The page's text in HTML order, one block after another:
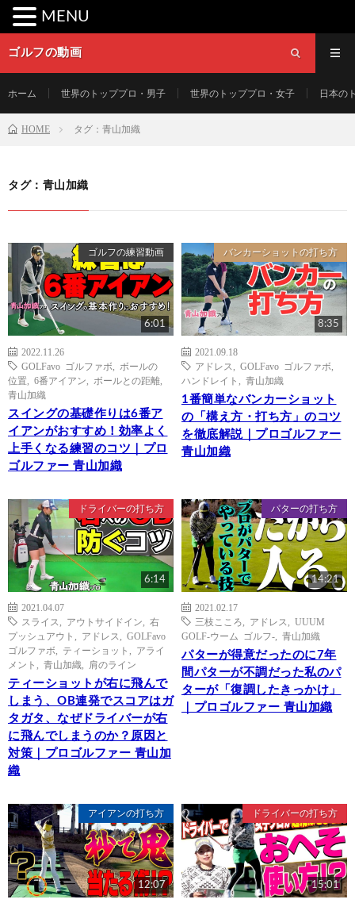
ゴルフの動画
ホーム 世界のトッププロ・男子 世界のトッププロ・女子 日本の
HOME タグ：青山加織
タグ：青山加織
ゴルフの練習動画
6:01
2022.11.26
GOLFavo ゴルファボ
ボールの
位置
6番アイアン ボールとの距離
青山加織
スイングの基礎作りは6番ア
イアンがおすすめ！効率よく
上手くなる練習のコツ｜プロ
ゴルファー 青山加織
バンカーショットの打ち方
8:35
2021.09.18
アドレス
GOLFavo ゴルファボ
ハンドレイト
青山加織
1番簡単なバンカーショット
の「構え方・打ち方」のコツ
を徹底解説｜プロゴルファー
青山加織
ドライバーの打ち方
6:14
2021.04.07
スライス
アウトサイドイン
右
プッシュアウト
アドレス
GOLFavo
ゴルファボ
ティーショット
アライ
メント
青山加織 肩のライン
ティーショットが右に飛んで
しまう、OB連発でスコアはガ
タガタ、なぜドライバーが右
に飛んでしまうのか？原因と
対策｜プロゴルファー 青山加
織
パターの打ち方
14:21
2021.02.17
三枝こころ
アドレス
UUUM
GOLF-ウーム ゴルフ-
青山加織
パターが得意だったのに7年
間パターが不調だった私のパ
ターが「復調したきっかけ」
｜プロゴルファー 青山加織
アイアンの打ち方
12:07
ドライバーの打ち方
15:01
MENU